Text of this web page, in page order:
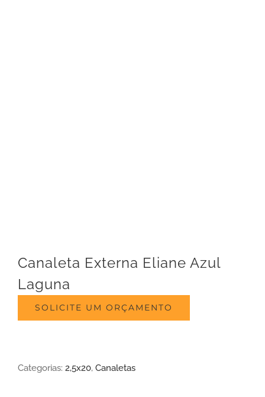
Canaleta Externa Eliane Azul
Laguna
SOLICITE UM ORÇAMENTO
Categorias: 2,5x20, Canaletas